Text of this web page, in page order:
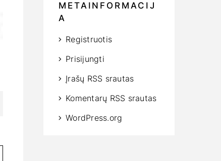
METAINFORMACIJ
A
Registruotis
Prisijungti
Įrašų RSS srautas
Komentarų RSS srautas
WordPress.org